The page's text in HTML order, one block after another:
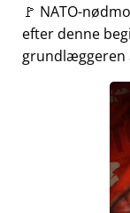
🚩 NATO-
efter denne
grundlæggeren